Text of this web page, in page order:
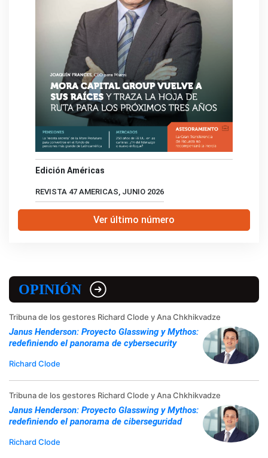
Edición Américas
REVISTA 47 AMERICAS, JUNIO 2026
Ver último número
OPINIÓN
Tribuna de los gestores Richard Clode y Ana Chkhikvadze
Janus Henderson: Proyecto Glasswing y Mythos:
redefiniendo el panorama de cybersecurity
Richard Clode
Tribuna de los gestores Richard Clode y Ana Chkhikvadze
Janus Henderson: Proyecto Glasswing y Mythos:
redefiniendo el panorama de ciberseguridad
Richard Clode